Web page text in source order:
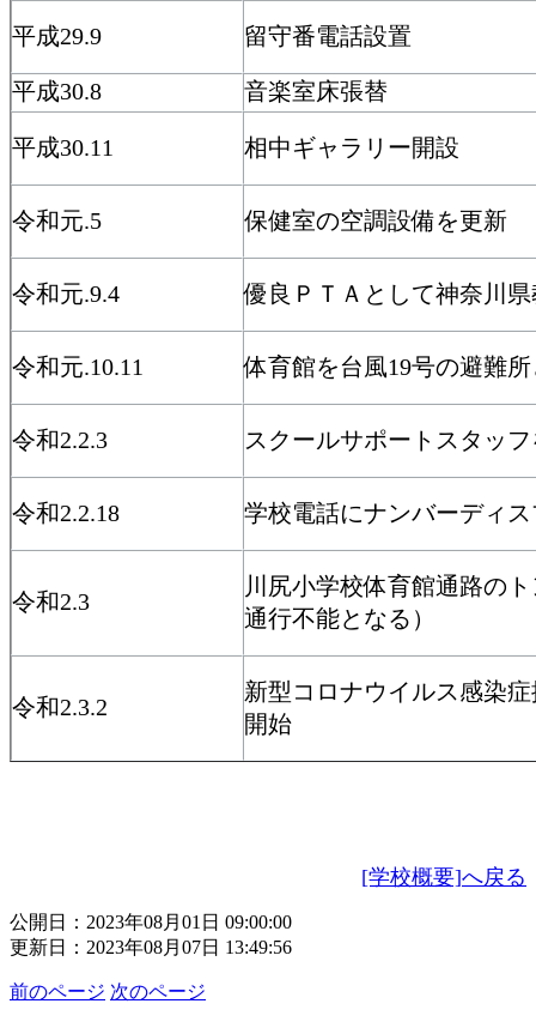
平成29.9 留守番電話設置
平成30.8 音楽室床張替
平成30.11 相中ギャラリー開設
令和元.5 保健室の空調設備を更新
令和元.9.4 優良ＰＴＡとして神奈川
令和元.10.11 体育館を台風19号の避難
令和2.2.3 スクールサポートスタッ
令和2.2.18 学校電話にナンバーディ
令和2.3
川尻小学校体育館通路の
通行不能となる）
令和2.3.2
新型コロナウイルス感染
開始
[学校概要]へ戻る
公開日：2023年08月01日 09:00:00
更新日：2023年08月07日 13:49:56
前のページ 次のページ